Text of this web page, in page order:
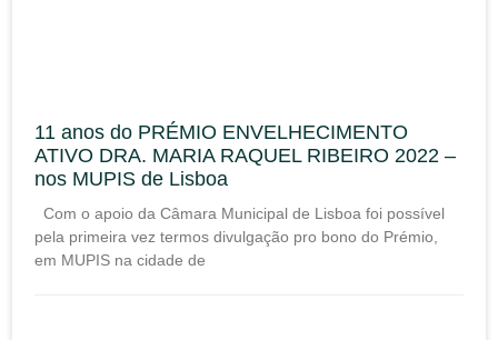
11 anos do PRÉMIO ENVELHECIMENTO
ATIVO DRA. MARIA RAQUEL RIBEIRO 2022 –
nos MUPIS de Lisboa
Com o apoio da Câmara Municipal de Lisboa foi possível
pela primeira vez termos divulgação pro bono do Prémio,
em MUPIS na cidade de